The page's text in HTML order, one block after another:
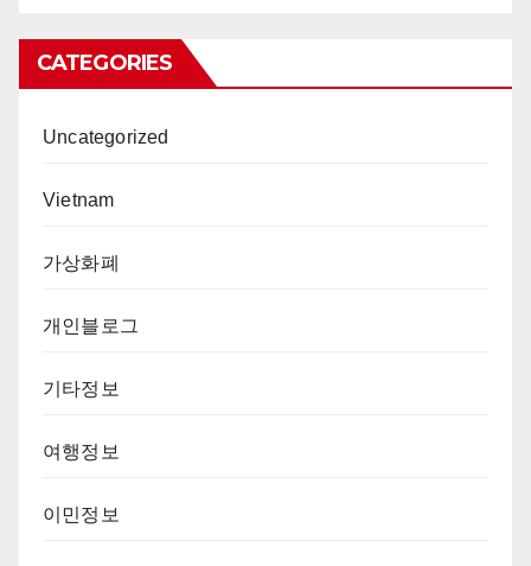
CATEGORIES
Uncategorized
Vietnam
가상화폐
개인블로그
기타정보
여행정보
이민정보